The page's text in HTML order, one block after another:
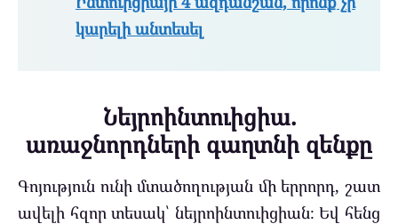
կարելի անտեսել
Նեյրոինտուիցիա.
առաջնորդների գաղտնի զենքը
Գոյություն ունի մտածողության մի երրորդ, շատ
ավելի հզոր տեսակ՝ նեյրոինտուիցիան։ Եվ հենց